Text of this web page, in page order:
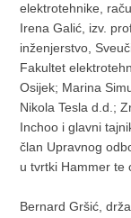
elektrotehnike,
Irena Galić, izv.
inženjerstvo,
Fakultet
Osijek; Marina
Nikola Tesla d.d.;
Inchoo i glavni
član Upravnog
u tvrtki Hammer te
Bernard Gršić,